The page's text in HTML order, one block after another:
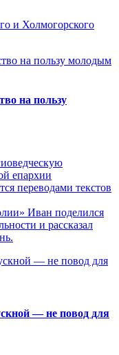
и Холмогорского
на пользу
епархии
переводами текстов
Иван поделился
и рассказал
— не повод для